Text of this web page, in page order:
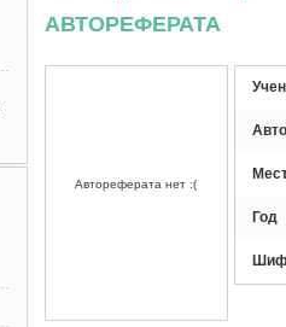
АВТОРЕФЕРАТА
Автореферата нет :(
Год